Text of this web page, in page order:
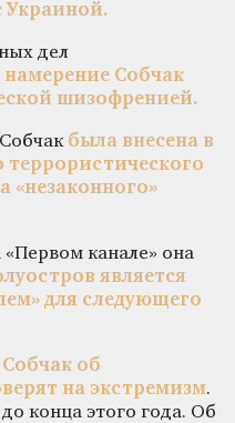
Украиной.
дел
Собчак
шизофренией.
была внесена в
террористического
«незаконного»
канале» она
является
для следующего
об
на экстремизм.
конца этого года. Об